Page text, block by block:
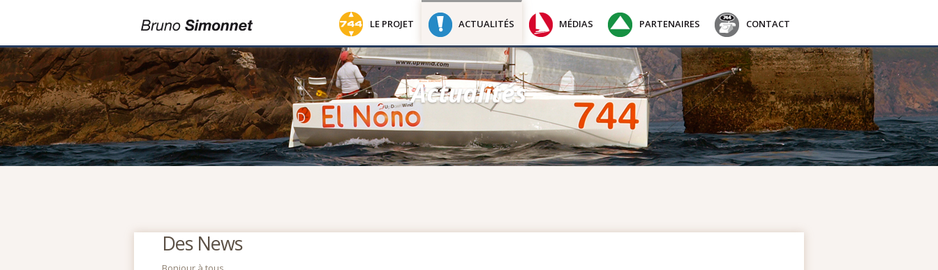
LE PROJET ACTUALITÉS MÉDIAS PARTENAIRES CONTACT
Actualités
Des News